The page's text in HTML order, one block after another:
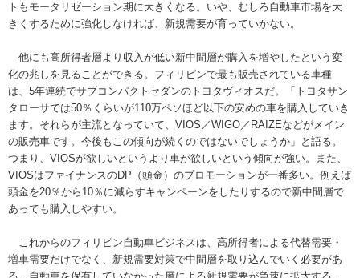
トもモータリゼーション期に大きくなる。いや、むしろ自動車市場を大
きくするために強化しなければ、新規需要が育っていかない。
他にも高所得者層より収入が低い新中間層が購入を増やしたという変
化の兆しを見ることができる。フィリピンで最も販売されている車種
は、5年連続でサブコンパクトセダンのトヨタヴィオスだ。「トヨタサン
タローサでは50％くらいが110万ペソほど以下の安めの車を購入していき
ます。それらが主流となっていて、VIOS／WIGO／RAIZEなどがメイン
の販売車です。今後もこの傾向が続くのではないでしょうか」と語る。
つまり、VIOSが欲しいというより車が欲しいという傾向が強い。また、
VIOSはファイナンスのDP（頭金）のプロモーションが一番多い。例えば
頭金を20％から10％に減らすキャンペーンをしたりするので新中間層で
あっても購入しやすい。
これからのフィリピン自動車ビジネスは、高所得者による代替需要・
増車需要だけでなく、新規需要対策で中間層を取り込んでいく必要があ